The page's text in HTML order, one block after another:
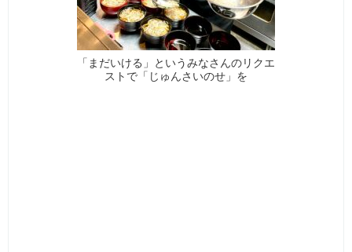
「まだいける」というみなさんのリクエ
ストで「じゅんさいのせ」を